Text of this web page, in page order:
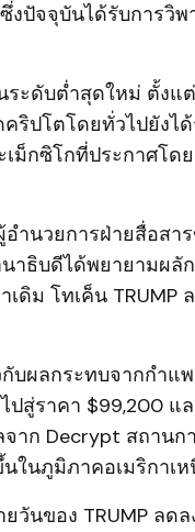
งปัจจุบันได้รับการวิพ
นระดับต่ำสุดใหม่ ตั้งแ
ริปโตโดยทั่วไปยังไ
ม็กซิโกที่ประกาศโดย
ำนวยการฝ่ายสื่อสา
าธิบดีได้พยายามผลั
ดิม โทเค็น TRUMP
บผลกระทบจากกำแ
สู่ราคา $99,200 แ
จาก Decrypt สถาน
ในภูมิภาคอเมริกาเ
นของ TRUMP ลดล